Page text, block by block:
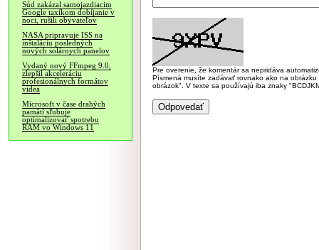
Súd zakázal samojazdiacim
Google taxíkom dobíjanie v
noci, rušili obyvateľov
NASA pripravuje ISS na
inštaláciu posledných
nových solárnych panelov
Vydaný nový FFmpeg 9.0,
zlepšil akceleráciu
profesionálnych formátov
videa
Microsoft v čase drahých
pamätí sľubuje
optimalizovať spotrebu
RAM vo Windows 11
Pre overenie, že komentár sa nepridáva
Písmená musíte zadávať rovnako ako na
obrázok". V texte sa používajú iba znaky